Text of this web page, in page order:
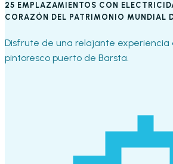
25 EMPLAZAMIENTOS CON
CORAZÓN DEL PATRIMONIO MUNDIAL
Disfrute de una relajante
pintoresco puerto de Barsta.